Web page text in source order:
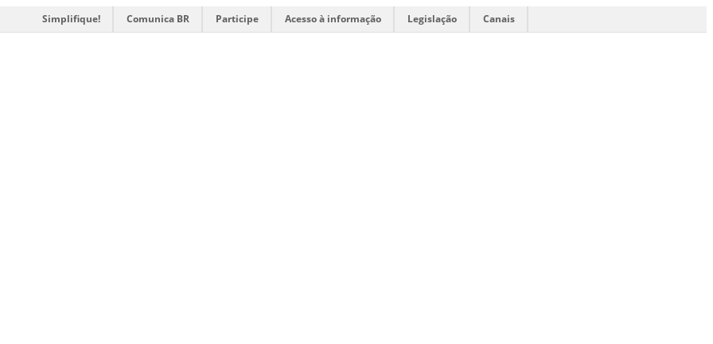
Simplifique! Comunica BR Participe Acesso à informação Legislação Canais